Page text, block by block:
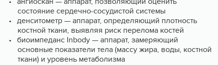
состояние сердечно-сосудистой системы
денситометр — аппарат, определяющий плотность
костной ткани, выявляя риск перелома костей
биоимпеданс Inbody — аппарат, замеряющий
основные показатели тела (массу жира, воды, костной
ткани) и уровень метаболизма